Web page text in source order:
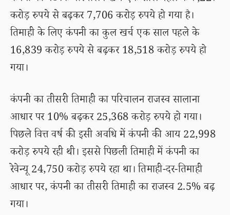
करोड़ रुपये से बढ़कर 7,706 करोड़ रुपये हो गया है।
तिमाही के लिए कंपनी का कुल खर्च एक साल पहले के
16,839 करोड़ रुपये से बढ़कर 18,518 करोड़ रुपये हो
गया।
कंपनी का तीसरी तिमाही का परिचालन राजस्व सालाना
आधार पर 10% बढ़कर 25,368 करोड़ रुपये हो गया।
पिछले वित्त वर्ष की इसी अवधि में कंपनी की आय 22,998
करोड़ रुपये रही थी। इससे पिछली तिमाही में कंपनी का
रेवेन्यू 24,750 करोड़ रुपये रहा था। तिमाही-दर-तिमाही
आधार पर, कंपनी का तीसरी तिमाही का राजस्व 2.5% बढ़
गया।